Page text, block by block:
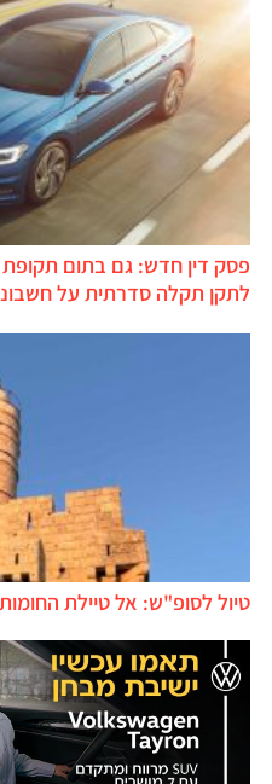
פסק דין חדש: גם בתום תקופת
לתקן תקלה סדרתית על
טיול לסופ"ש: אל טיילת